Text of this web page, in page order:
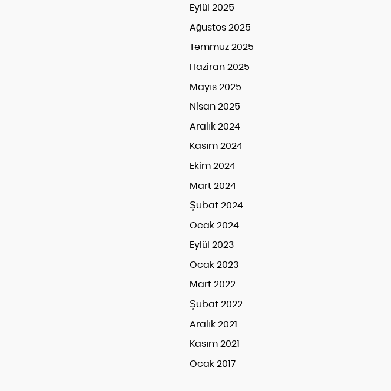
Eylül 2025
Ağustos 2025
Temmuz 2025
Haziran 2025
Mayıs 2025
Nisan 2025
Aralık 2024
Kasım 2024
Ekim 2024
Mart 2024
Şubat 2024
Ocak 2024
Eylül 2023
Ocak 2023
Mart 2022
Şubat 2022
Aralık 2021
Kasım 2021
Ocak 2017